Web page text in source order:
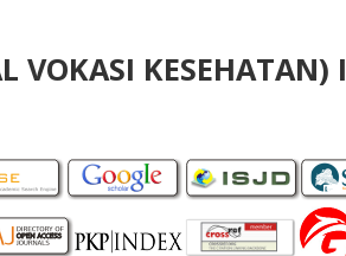
VOKASI KESEHATAN)